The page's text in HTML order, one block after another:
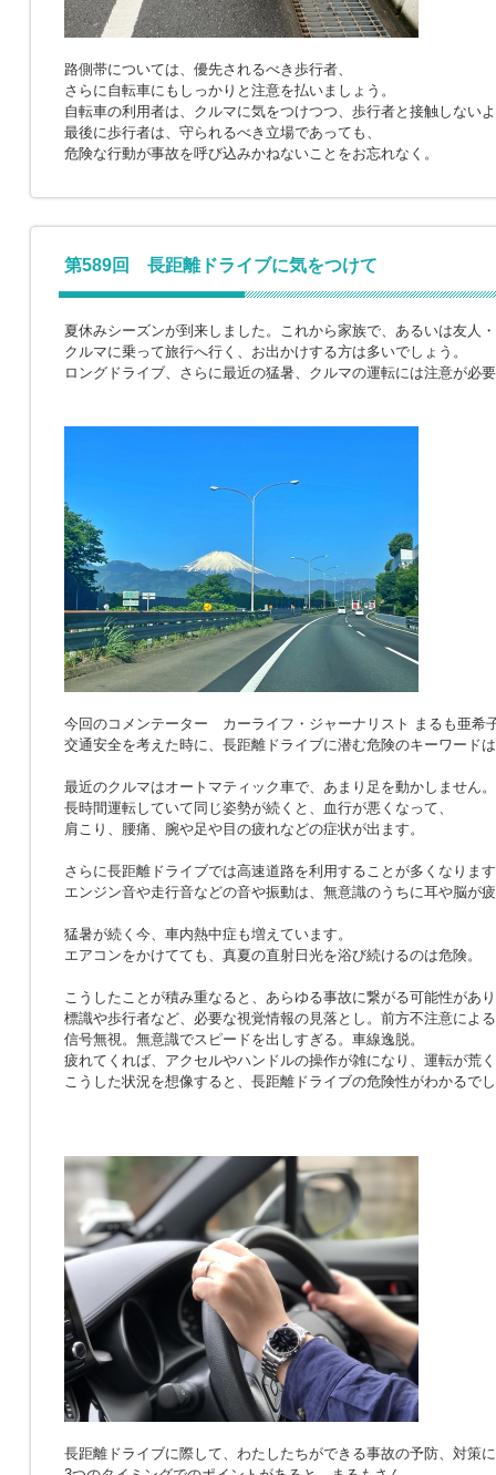
路側帯については、優先されるべき歩行者、
さらに自転車にもしっかりと注意を払いましょう。
自転車の利用者は、クルマに気をつけつつ、歩行者と接触しない
最後に歩行者は、守られるべき立場であっても、
危険な行動が事故を呼び込みかねないことをお忘れなく。
第589回 長距離ドライブに気をつけて
夏休みシーズンが到来しました。これから家族で、あるいは友人
クルマに乗って旅行へ行く、お出かけする方は多いでしょう。
ロングドライブ、さらに最近の猛暑、クルマの運転には注意が必
今回のコメンテーター カーライフ・ジャーナリスト まるも亜希
交通安全を考えた時に、長距離ドライブに潜む危険のキーワード
最近のクルマはオートマティック車で、あまり足を動かしません。
長時間運転していて同じ姿勢が続くと、血行が悪くなって、
肩こり、腰痛、腕や足や目の疲れなどの症状が出ます。
さらに長距離ドライブでは高速道路を利用することが多くなりま
エンジン音や走行音などの音や振動は、無意識のうちに耳や脳が
猛暑が続く今、車内熱中症も増えています。
エアコンをかけてても、真夏の直射日光を浴び続けるのは危険。
こうしたことが積み重なると、あらゆる事故に繋がる可能性があ
標識や歩行者など、必要な視覚情報の見落とし。前方不注意によ
信号無視。無意識でスピードを出しすぎる。車線逸脱。
疲れてくれば、アクセルやハンドルの操作が雑になり、運転が荒
こうした状況を想像すると、長距離ドライブの危険性がわかるで
長距離ドライブに際して、わたしたちができる事故の予防、対策